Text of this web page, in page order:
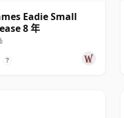
Eadie Small
8 年
?